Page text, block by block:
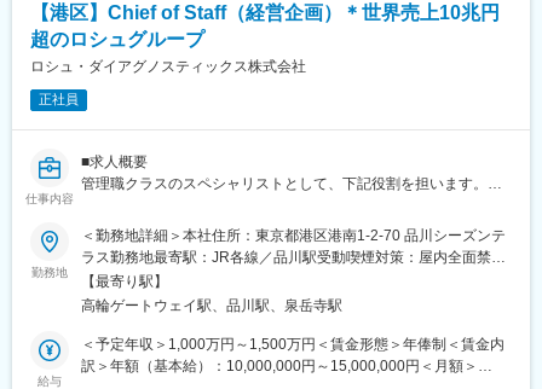
■担当商材
当社のフィールドサイエンティスト職は、「遺伝子検査」「免
疫・生化学検査」「病理検査」の3つのチームに分かれ、高い専門
性を有し、業界内でも屈指の人数で顧客をサポートしています。
今回は免疫・生化学検査チームでの採用となります。
■社内組織について
顧客接点を持つ職種として、フィールドサイエンティスト職だけ
でなく、フィールドサービスエンジニア職、営業職（DMR）が所
携を行いながら、カスタマーファーストの理念のもと顧客満足度
の向上に貢献しています。
■動き方
リアにおいて、施設担当の営業職（DMR）やフィールドサービス
エンジニア職からの依頼。及び電話一次対応のカスタマーサポー
【港区】Chief of Staff（経営企画）＊世界売上10兆円
超のロシュグループ
ロシュ・ダイアグノスティックス株式会社
正社員
仕事内容
■求人概要
管理職クラスのスペシャリストとして、下記役割を担います。
として、組織全体の戦略立案に関与。ETがビジョンや戦略を効果
的に意思決定する支援をし、会社戦略を実行可能な成果物や戦術
へと落とし込む役割を担います。
・ダッシュボード等を用いて進捗を管理し、全従業員へのコミュ
ニケーションを実施するほか、アジェンダの優先順位付けやバッ
クログの管理を行い、ET会議の計画・招集・ファシリテーション
を通じて目的の達成をサポート頂きます。
勤務地
＜勤務地詳細＞本社住所：東京都港区港南1-2-70 品川シーズンテ
ラス勤務地最寄駅：JR各線／品川駅受動喫煙対策：屋内全面禁煙
変更の範囲：会社の定める事業所（リモートワーク含む）
【最寄り駅】
高輪ゲートウェイ駅、品川駅、泉岳寺駅
給与
＜予定年収＞1,000万円～1,500万円＜賃金形態＞年俸制＜賃金内
訳＞年額（基本給）：10,000,000円～15,000,000円＜月額＞